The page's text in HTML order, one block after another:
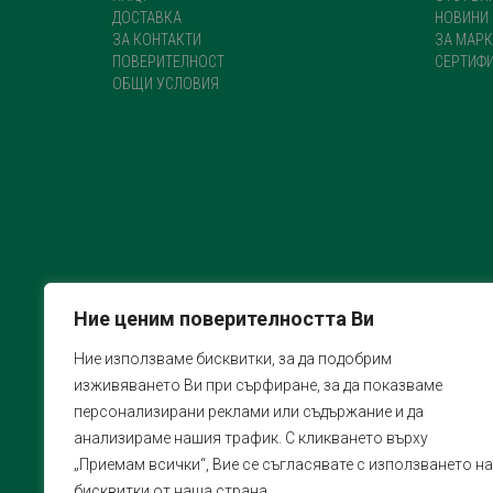
Ние ценим поверителността Ви
Ние използваме бисквитки, за да подобрим
изживяването Ви при сърфиране, за да показваме
персонализирани реклами или съдържание и да
анализираме нашия трафик. С кликването върху
„Приемам всички“, Вие се съгласявате с използването на
ДОСТАВКА
ЗА КОНТАКТИ
ПОВЕРИТЕЛНОСТ
ОБЩИ УСЛОВИЯ
НОВИНИ
ЗА